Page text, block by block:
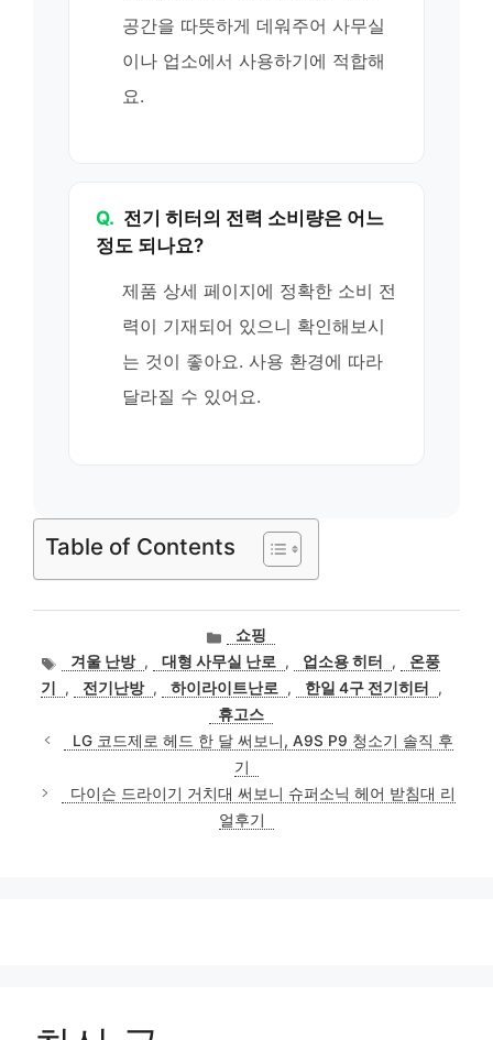
공간을 따뜻하게 데워주어 사무실
이나 업소에서 사용하기에 적합해
요.
Q. 전기 히터의 전력 소비량은 어느
정도 되나요?
제품 상세 페이지에 정확한 소비 전
력이 기재되어 있으니 확인해보시
는 것이 좋아요. 사용 환경에 따라
달라질 수 있어요.
Table of Contents
카
테
고
리
쇼핑
태겨울 난방 , 대형 사무실 난로 , 업소용 히터 ,
온풍
기
, 전기난방 , 하이라이트난로 , 한일 4구 전기히터
,
휴고스
LG 코드제로 헤드 한 달 써보니, A9S P9 청소기 솔직 후
기
다이슨 드라이기 거치대 써보니 슈퍼소닉 헤어 받침대 리
얼후기